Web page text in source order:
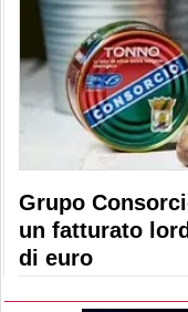
Grupo
un fatturato
di euro